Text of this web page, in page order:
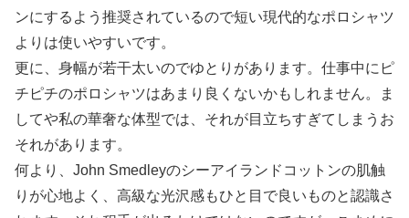
ンにするよう推奨されているので短い現代的なポロシャツ
よりは使いやすいです。
更に、身幅が若干太いのでゆとりがあります。仕事中にピ
チピチのポロシャツはあまり良くないかもしれません。ま
してや私の華奢な体型では、それが目立ちすぎてしまうお
それがあります。
何より、John Smedleyのシーアイランドコットンの肌触
りが心地よく、高級な光沢感もひと目で良いものと認識さ